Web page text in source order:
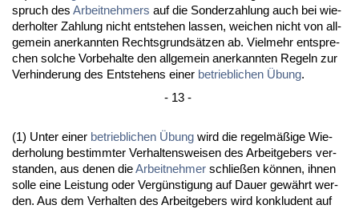
spruch des Ar­beit­neh­mers auf die Son­der­zah­lung auch bei wie­
der­hol­ter Zah­lung nicht ent­ste­hen las­sen, wei­chen nicht von all­
ge­mein an­er­kann­ten Rechts­grundsätzen ab. Viel­mehr ent­spre­
chen sol­che Vor­be­hal­te den all­ge­mein an­er­kann­ten Re­geln zur
Ver­hin­de­rung des Ent­ste­hens ei­ner be­trieb­li­chen Übung.
- 13 -
(1) Un­ter ei­ner be­trieb­li­chen Übung wird die re­gelmäßige Wie­
der­ho­lung be­stimm­ter Ver­hal­tens­wei­sen des Ar­beit­ge­bers ver­
stan­den, aus de­nen dieAr­beit­neh­mer schließen können, ih­nen
sol­le ei­ne Leis­tung oder Vergüns­ti­gung auf Dau­er gewährt wer­
den. Aus dem Ver­hal­ten des Ar­beit­ge­bers wird kon­klu­dent auf